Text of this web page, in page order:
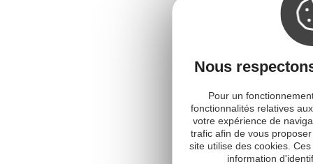
Nous
Pour un
fonctionnalités relatives
votre expérience de
trafic afin de vous
site utilise des cookies.
information